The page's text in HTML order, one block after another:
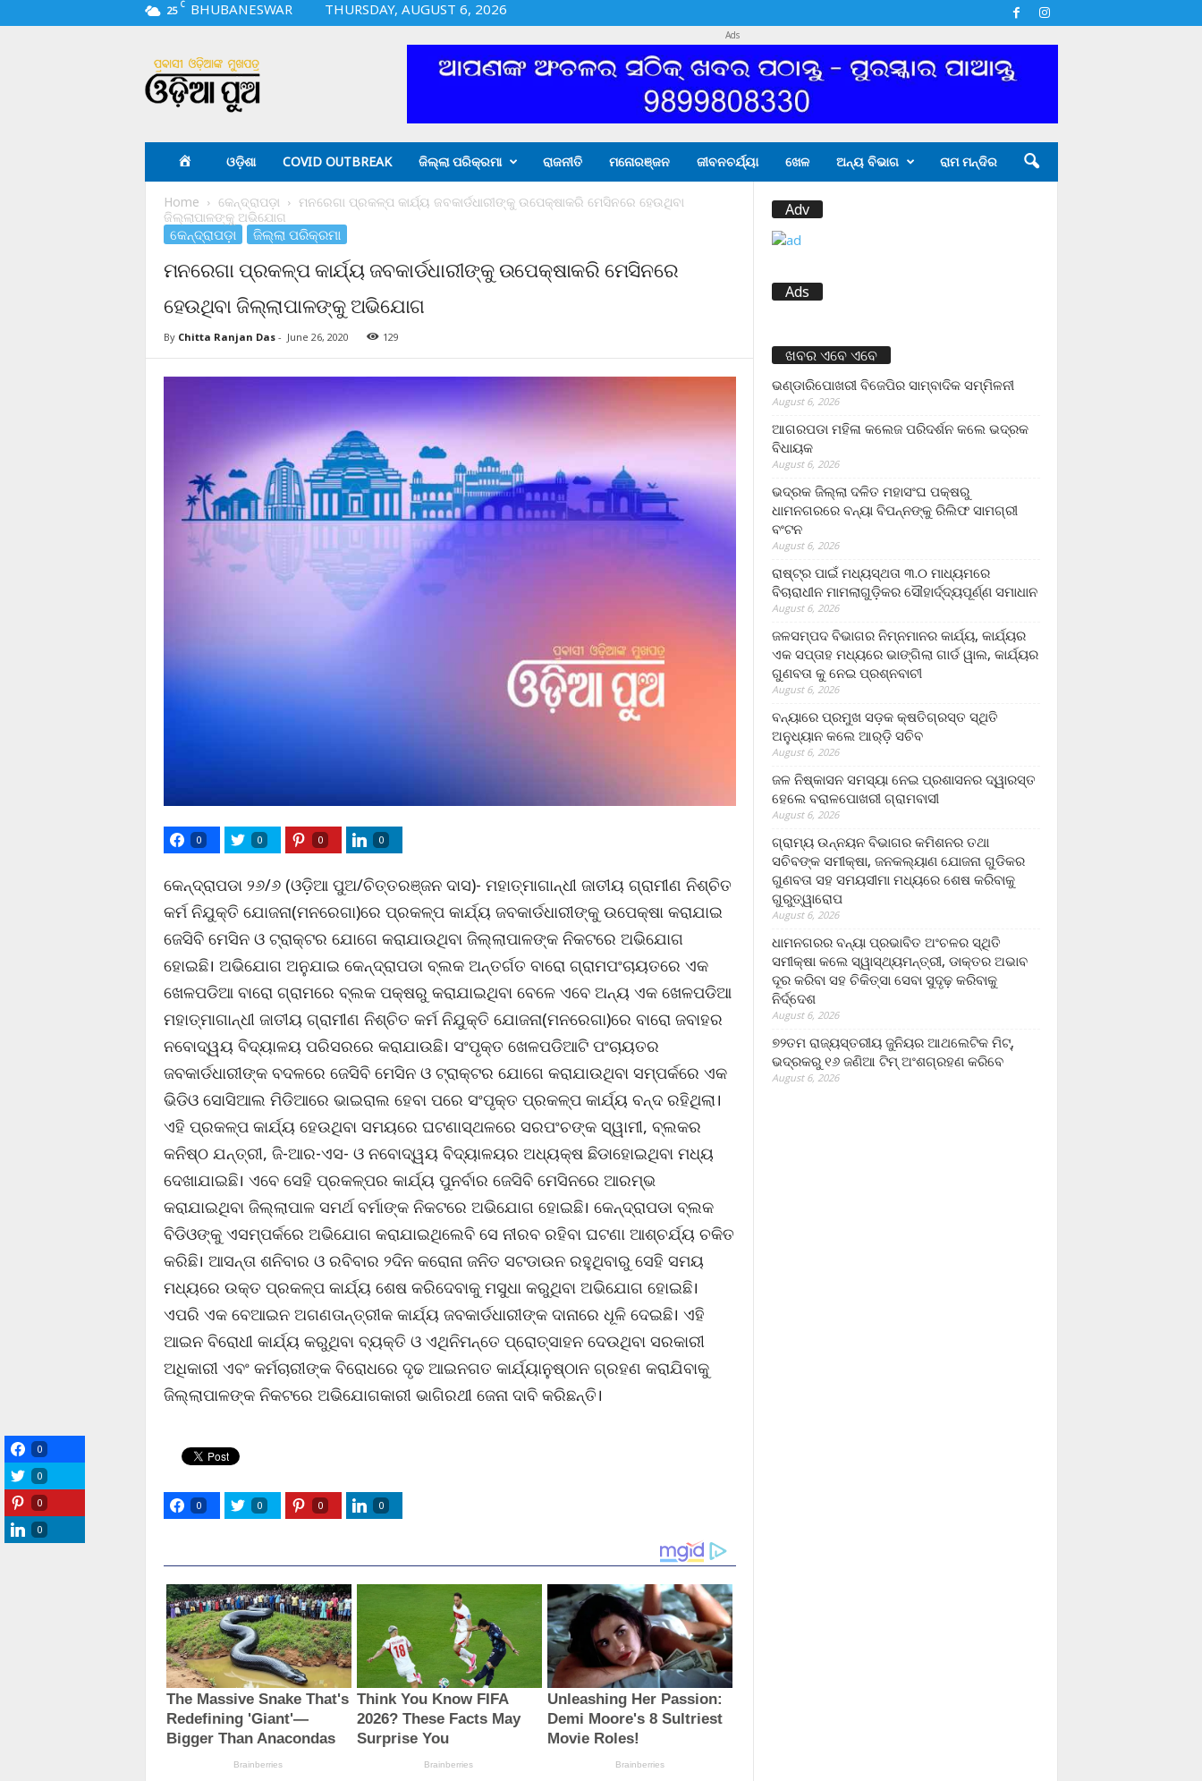
25 C BHUBANESWAR
THURSDAY, AUGUST 6, 2026
i
a
Ads
ଓଡ଼ିଶା COVID OUTBREAK ଜିଲ୍ଲା ପରିକ୍ରମା ରାଜନୀତି ମନୋରଞ୍ଜନ ଜୀବନଚର୍ଯ୍ୟା ଖେଳ ଅନ୍ୟ ବିଭାଗ ରାମ ମନ୍ଦିର
Home କେନ୍ଦ୍ରାପଡ଼ା
ମନରେଗା ପ୍ରକଳ୍ପ କାର୍ଯ୍ୟ ଜବକାର୍ଡଧାରୀଙ୍କୁ ଉପେକ୍ଷାକରି ମେସିନରେ ହେଉଥିବା
ଜିଲ୍ଲାପାଳଙ୍କୁ ଅଭିଯୋଗ
କେନ୍ଦ୍ରାପଡ଼ା ଜିଲ୍ଲା ପରିକ୍ରମା
ମନରେଗା ପ୍ରକଳ୍ପ କାର୍ଯ୍ୟ ଜବକାର୍ଡଧାରୀଙ୍କୁ ଉପେକ୍ଷାକରି ମେସିନରେ
ହେଉଥିବା ଜିଲ୍ଲାପାଳଙ୍କୁ ଅଭିଯୋଗ
By Chitta Ranjan Das- June 26, 2020 129
0 0 0 0
କେନ୍ଦ୍ରାପଡା ୨୬/୬ (ଓଡ଼ିଆ ପୁଅ/ଚିତ୍ତରଞ୍ଜନ ଦାସ)- ମହାତ୍ମାଗାନ୍ଧୀ ଜାତୀୟ ଗ୍ରାମୀଣ ନିଶ୍ଚିତ
କର୍ମ ନିଯୁକ୍ତି ଯୋଜନା(ମନରେଗା)ରେ ପ୍ରକଳ୍ପ କାର୍ଯ୍ୟ ଜବକାର୍ଡଧାରୀଙ୍କୁ ଉପେକ୍ଷା କରାଯାଇ
ଜେସିବି ମେସିନ ଓ ଟ୍ରାକ୍ଟର ଯୋଗେ କରାଯାଉଥିବା ଜିଲ୍ଲାପାଳଙ୍କ ନିକଟରେ ଅଭିଯୋଗ
ହୋଇଛି। ଅଭିଯୋଗ ଅନୁଯାଇ କେନ୍ଦ୍ରାପଡା ବ୍ଲକ ଅନ୍ତର୍ଗତ ବାରୋ ଗ୍ରାମପଂଚାୟତରେ ଏକ
ଖେଳପଡିଆ ବାରୋ ଗ୍ରାମରେ ବ୍ଲକ ପକ୍ଷରୁ କରାଯାଇଥିବା ବେଳେ ଏବେ ଅନ୍ୟ ଏକ ଖେଳପଡିଆ
ମହାତ୍ମାଗାନ୍ଧୀ ଜାତୀୟ ଗ୍ରାମୀଣ ନିଶ୍ଚିତ କର୍ମ ନିଯୁକ୍ତି ଯୋଜନା(ମନରେଗା)ରେ ବାରୋ ଜବାହର
ନବୋଦ୍ୱୟ ବିଦ୍ୟାଳୟ ପରିସରରେ କରାଯାଉଛି। ସଂପୃକ୍ତ ଖେଳପଡିଆଟି ପଂଚାୟତର
ଜବକାର୍ଡଧାରୀଙ୍କ ବଦଳରେ ଜେସିବି ମେସିନ ଓ ଟ୍ରାକ୍ଟର ଯୋଗେ କରାଯାଉଥିବା ସମ୍ପର୍କରେ ଏକ
ଭିଡିଓ ସୋସିଆଲ ମିଡିଆରେ ଭାଇରାଲ ହେବା ପରେ ସଂପୃକ୍ତ ପ୍ରକଳ୍ପ କାର୍ଯ୍ୟ ବନ୍ଦ ରହିଥିଲା।
ଏହି ପ୍ରକଳ୍ପ କାର୍ଯ୍ୟ ହେଉଥିବା ସମୟରେ ଘଟଣାସ୍ଥଳରେ ସରପଂଚଙ୍କ ସ୍ୱାମୀ, ବ୍ଲକର
କନିଷ୍ଠ ଯନ୍ତ୍ରୀ, ଜି-ଆର-ଏସ- ଓ ନବୋଦ୍ୱୟ ବିଦ୍ୟାଳୟର ଅଧ୍ୟକ୍ଷ ଛିଡାହୋଇଥିବା ମଧ୍ୟ
ଦେଖାଯାଇଛି। ଏବେ ସେହି ପ୍ରକଳ୍ପର କାର୍ଯ୍ୟ ପୁନର୍ବାର ଜେସିବି ମେସିନରେ ଆରମ୍ଭ
କରାଯାଇଥିବା ଜିଲ୍ଲାପାଳ ସମର୍ଥ ବର୍ମାଙ୍କ ନିକଟରେ ଅଭିଯୋଗ ହୋଇଛି। କେନ୍ଦ୍ରାପଡା ବ୍ଲକ
ବିଡିଓଙ୍କୁ ଏସମ୍ପର୍କରେ ଅଭିଯୋଗ କରାଯାଇଥିଲେବି ସେ ନୀରବ ରହିବା ଘଟଣା ଆଶ୍ଚର୍ଯ୍ୟ ଚକିତ
କରିଛି। ଆସନ୍ତା ଶନିବାର ଓ ରବିବାର ୨ଦିନ କରୋନା ଜନିତ ସଟଡାଉନ ରହୁଥିବାରୁ ସେହି ସମୟ
ମଧ୍ୟରେ ଉକ୍ତ ପ୍ରକଳ୍ପ କାର୍ଯ୍ୟ ଶେଷ କରିଦେବାକୁ ମସୁଧା କରୁଥିବା ଅଭିଯୋଗ ହୋଇଛି।
ଏପରି ଏକ ବେଆଇନ ଅଗଣତାନ୍ତ୍ରୀକ କାର୍ଯ୍ୟ ଜବକାର୍ଡଧାରୀଙ୍କ ଦାନାରେ ଧୂଳି ଦେଇଛି। ଏହି
ଆଇନ ବିରୋଧୀ କାର୍ଯ୍ୟ କରୁଥିବା ବ୍ୟକ୍ତି ଓ ଏଥିନିମନ୍ତେ ପ୍ରୋତ୍ସାହନ ଦେଉଥିବା ସରକାରୀ
ଅଧିକାରୀ ଏବଂ କର୍ମଚାରୀଙ୍କ ବିରୋଧରେ ଦୃଢ ଆଇନଗତ କାର୍ଯ୍ୟାନୁଷ୍ଠାନ ଗ୍ରହଣ କରାଯିବାକୁ
ଜିଲ୍ଲାପାଳଙ୍କ ନିକଟରେ ଅଭିଯୋଗକାରୀ ଭାଗିରଥୀ ଜେନା ଦାବି କରିଛନ୍ତି।
0 0 0 0
Adv
Ads
ଖବର ଏବେ ଏବେ
ଭଣ୍ଡାରିପୋଖରୀ ବିଜେପିର ସାମ୍ବାଦିକ ସମ୍ମିଳନୀ
August 6, 2026
ଆଗରପଡା ମହିଳା କଲେଜ ପରିଦର୍ଶନ କଲେ ଭଦ୍ରକ
ବିଧାୟକ
August 6, 2026
ଭଦ୍ରକ ଜିଲ୍ଲା ଦଳିତ ମହାସଂଘ ପକ୍ଷରୁ
ଧାମନଗରରେ ବନ୍ୟା ବିପନ୍ନଙ୍କୁ ରିଲିଫ ସାମଗ୍ରୀ
ବଂଟନ
August 6, 2026
ରାଷ୍ଟ୍ର ପାଇଁ ମଧ୍ୟସ୍ଥତା ୩.୦ ମାଧ୍ୟମରେ
ବିଚାରାଧୀନ ମାମଲାଗୁଡ଼ିକର ସୌହାର୍ଦ୍ଦ୍ୟପୂର୍ଣ୍ଣ ସମାଧାନ
August 6, 2026
ଜଳସମ୍ପଦ ବିଭାଗର ନିମ୍ନମାନର କାର୍ଯ୍ୟ, କାର୍ଯ୍ୟର
ଏକ ସପ୍ତାହ ମଧ୍ୟରେ ଭାଙ୍ଗିଲା ଗାର୍ଡ ୱାଲ, କାର୍ଯ୍ୟର
ଗୁଣବତା କୁ ନେଇ ପ୍ରଶ୍ନବାଚୀ
August 6, 2026
ବନ୍ୟାରେ ପ୍ରମୁଖ ସଡ଼କ କ୍ଷତିଗ୍ରସ୍ତ ସ୍ଥିତି
ଅନୁଧ୍ୟାନ କଲେ ଆର୍‌ଡ଼ି ସଚିବ
August 6, 2026
ଜଳ ନିଷ୍କାସନ ସମସ୍ୟା ନେଇ ପ୍ରଶାସନର ଦ୍ୱାରସ୍ତ
ହେଲେ ବରାଳପୋଖରୀ ଗ୍ରାମବାସୀ
August 6, 2026
ଗ୍ରାମ୍ୟ ଉନ୍ନୟନ ବିଭାଗର କମିଶନର ତଥା
ସଚିବଙ୍କ ସମୀକ୍ଷା, ଜନକଲ୍ୟାଣ ଯୋଜନା ଗୁଡିକର
ଗୁଣବତା ସହ ସମୟସୀମା ମଧ୍ୟରେ ଶେଷ କରିବାକୁ
ଗୁରୁତ୍ୱାରୋପ
August 6, 2026
ଧାମନଗରର ବନ୍ୟା ପ୍ରଭାବିତ ଅଂଚଳର ସ୍ଥିତି
ସମୀକ୍ଷା କଲେ ସ୍ୱାସ୍ଥ୍ୟମନ୍ତ୍ରୀ, ଡାକ୍ତର ଅଭାବ
ଦୂର କରିବା ସହ ଚିକିତ୍ସା ସେବା ସୁଦୃଢ଼ କରିବାକୁ
ନିର୍ଦ୍ଦେଶ
August 6, 2026
୭୨ତମ ରାଜ୍ୟସ୍ତରୀୟ ଜୁନିୟର ଆଥଲେଟିକ ମିଟ୍‌,
ଭଦ୍ରକରୁ ୧୬ ଜଣିଆ ଟିମ୍ ଅଂଶଗ୍ରହଣ କରିବେ
August 6, 2026
0
0
0
0